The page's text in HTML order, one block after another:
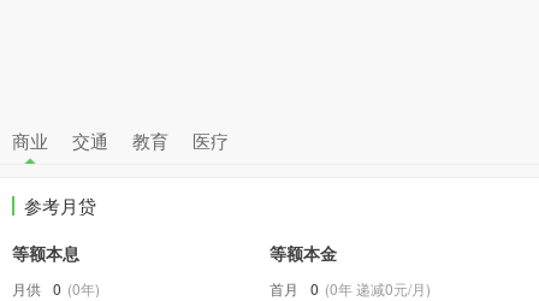
商业 交通 教育 医疗
参考月贷
等额本息
月供 0 (0年)
等额本金
首月 0 (0年 递减0元/月)